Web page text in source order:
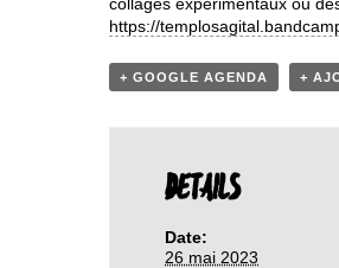
https://
+ GOOGLE AGENDA +
DETAILS
Date:
26 mai 2023